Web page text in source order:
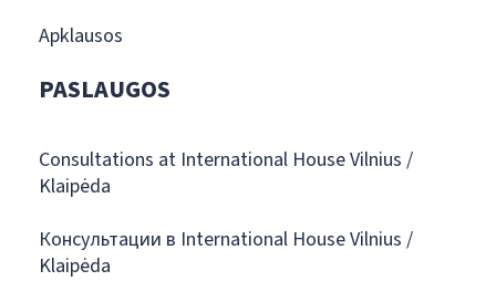
Apklausos
PASLAUGOS
Consultations at International House Vilnius /
Klaipėda
Консультации в International House Vilnius /
Klaipėda